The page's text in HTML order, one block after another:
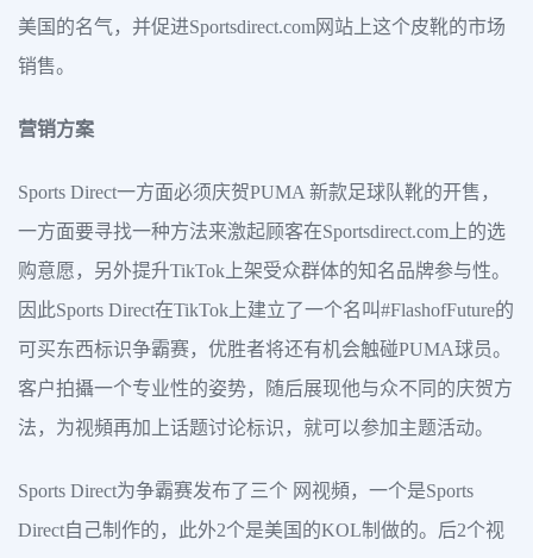
美国的名气，并促进Sportsdirect.com网站上这个皮靴的市场
销售。
营销方案
Sports Direct一方面必须庆贺PUMA 新款足球队靴的开售，
一方面要寻找一种方法来激起顾客在Sportsdirect.com上的选
购意愿，另外提升TikTok上架受众群体的知名品牌参与性。
因此Sports Direct在TikTok上建立了一个名叫#FlashofFuture的
可买东西标识争霸赛，优胜者将还有机会触碰PUMA球员。
客户拍攝一个专业性的姿势，随后展现他与众不同的庆贺方
法，为视頻再加上话题讨论标识，就可以参加主题活动。
Sports Direct为争霸赛发布了三个 网视頻，一个是Sports
Direct自己制作的，此外2个是美国的KOL制做的。后2个视